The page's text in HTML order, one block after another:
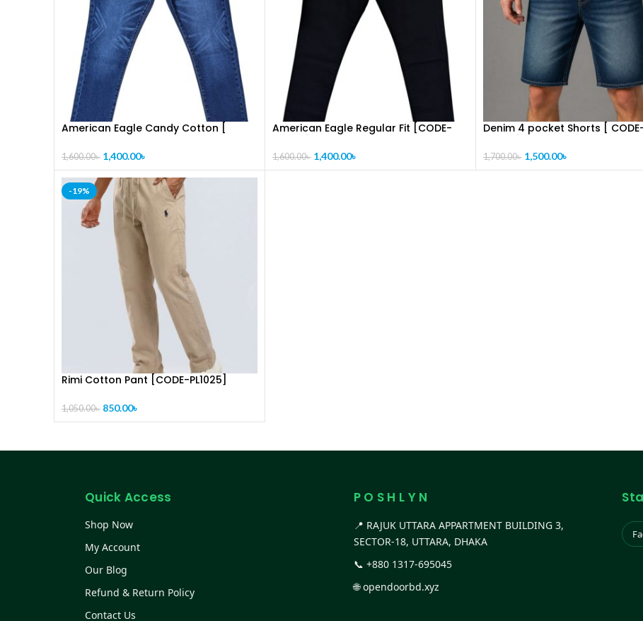
American Eagle Candy Cotton [
1,600.00৳ 1,400.00৳
American Eagle Regular Fit [CODE-
1,600.00৳ 1,400.00৳
Denim 4 pocket Shorts [
1,700.00৳ 1,500.00৳
-19%
Rimi Cotton Pant [CODE-PL1025]
1,050.00৳ 850.00৳
Quick Access
Shop Now
My Account
Our Blog
Refund & Return Policy
Contact Us
P O S H L Y N
📍 RAJUK UTTARA APPARTMENT BUILDING 3,
SECTOR-18, UTTARA, DHAKA
📞 +880 1317-695045
🌐opendoorbd.xyz